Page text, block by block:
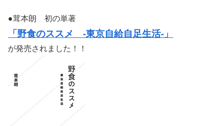
●茸本朗 初の単著
「野食のススメ -東京自給自足生活-」
が発売されました！！